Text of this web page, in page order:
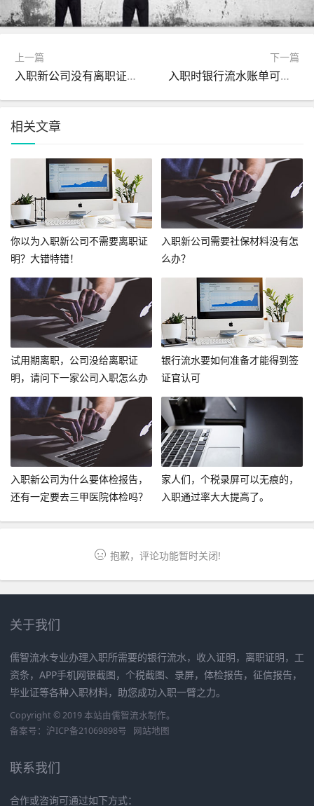
上一篇
入职新公司没有离职证明个人声明怎么写？
下一篇
入职时银行流水账单可以筛选吗
相关文章
你以为入职新公司不需要离职证
明？大错特错！
入职新公司需要社保材料没有怎
么办？
试用期离职，公司没给离职证
明，请问下一家公司入职怎么办
呢？
银行流水要如何准备才能得到签
证官认可
入职新公司为什么要体检报告，
还有一定要去三甲医院体检吗？
家人们，个税录屏可以无痕的，
入职通过率大大提高了。
抱歉，评论功能暂时关闭!
关于我们
儒智流水专业办理入职所需要的银行流水，收入证明，离职证明，工
资条，APP手机网银截图，个税截图、录屏，体检报告，征信报告，
毕业证等各种入职材料，助您成功入职一臂之力。
Copyright © 2019 本站由儒智流水制作。
备案号： 沪ICP备21069898号 网站地图
联系我们
合作或咨询可通过如下方式：